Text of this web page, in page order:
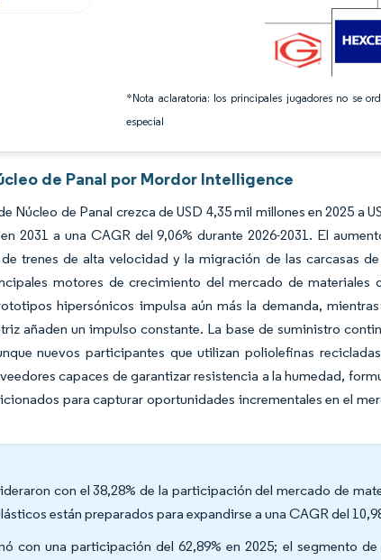
*Nota aclaratoria: los principales jugadores no se
especial
de Panal por Mordor Intelligence
Núcleo de Panal crezca de USD 4,35 mil millones en 2025 a
2031 a una CAGR del 9,06% durante 2026-2031. El
trenes de alta velocidad y la migración de las carcasas
motores de crecimiento del mercado de materiales
hipersónicos impulsa aún más la demanda,
añaden un impulso constante. La base de suministro
nuevos participantes que utilizan poliolefinas
capaces de garantizar resistencia a la humedad,
para capturar oportunidades incrementales en el
con el 38,28% de la participación del mercado de
están preparados para expandirse a una CAGR del
con una participación del 62,89% en 2025; el segmento